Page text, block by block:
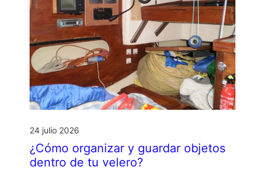
24 julio 2026
¿Cómo organizar y guardar objetos
dentro de tu velero?